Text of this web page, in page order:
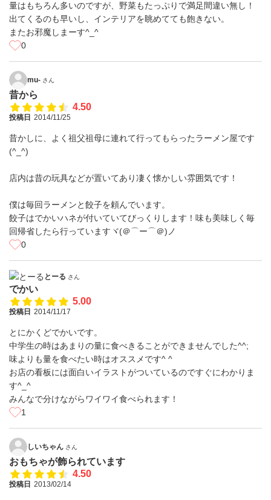
量はもちろん多いのですが、野菜もたっぷりで満足間違い無し！
出てくるのも早いし、インテリアを眺めてても飽きない。
またお邪魔しまーす^_^
0
mu- さん
昔から
4.50
投稿日 2014/11/25
昔かしに、よく祖父祖母に連れて行ってもらったラーメン屋です
(^_^)
店内は昔の玩具などが置いてあり凄く懐かしい雰囲気です！
僕は毎回ラーメンと餃子を頼んでいます。
餃子はでかいハネが付いていてびっくりします！味も美味しく毎
回帰省したら行っていますヾ(＠⌒ー⌒＠)ノ
0
とーる さん
でかい
5.00
投稿日 2014/11/17
とにかくどでかいです。
中学生の時はあまりの量に食べきることができませんでした^^;
味よりも量を食べたい時はオススメです^ ^
お店の看板には面白いイラストがついているのですぐにわかりま
す^_^
みんなで分けながらワイワイ食べられます！
1
しいちゃん さん
おもちゃが飾られています
4.50
投稿日 2013/02/14